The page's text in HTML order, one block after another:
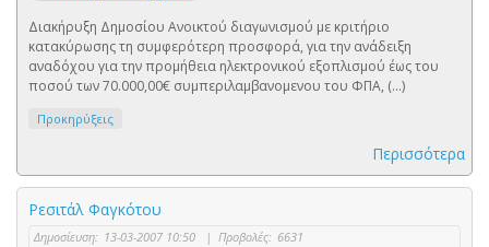
Διακήρυξη Δημοσίου Ανοικτού διαγωνισμού με κριτήριο
κατακύρωσης τη συμφερότερη προσφορά, για την ανάδειξη
αναδόχου για την προμήθεια ηλεκτρονικού εξοπλισμού έως του
ποσού των 70.000,00€ συμπεριλαμβανομενου του ΦΠΑ, (...)
Προκηρύξεις
Περισσότερα
Ρεσιτάλ Φαγκότου
Δημοσίευση: 13-03-2007 10:50 | Προβολές: 6631